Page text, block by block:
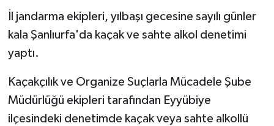
İl jandarma ekipleri, yılbaşı gecesine sayılı günler
kala Şanlıurfa'da kaçak ve sahte alkol denetimi
yaptı.
Kaçakçılık ve Organize Suçlarla Mücadele Şube
Müdürlüğü ekipleri tarafından Eyyübiye
ilçesindeki denetimde kaçak veya sahte alkollü